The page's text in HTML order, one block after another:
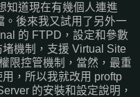
知道現在有幾個人連進
。後來我又試用了另外一
的 FTPD，設定和參數
機制，支援 Virtual Site
限控管機制，當然，最重
，所以我就改用 proftp
的安裝和設定說明，